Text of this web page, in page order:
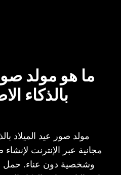
ما هو مولد
بالذكاء
مجانية عبر الإنترنت
وشخصية دون عناء. حمل